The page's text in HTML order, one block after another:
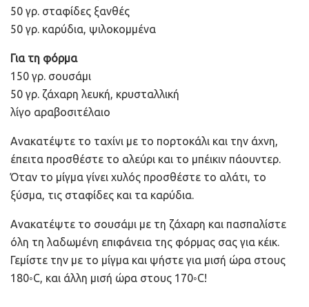
50 γρ. σταφίδες ξανθές
50 γρ. καρύδια, ψιλοκομμένα
Για τη φόρμα
150 γρ. σουσάμι
50 γρ. ζάχαρη λευκή, κρυσταλλική
λίγο αραβοσιτέλαιο
Ανακατέψτε το ταχίνι με το πορτοκάλι και την άχνη,
έπειτα προσθέστε το αλεύρι και το μπέικιν πάουντερ.
Όταν το μίγμα γίνει χυλός προσθέστε το αλάτι, το
ξύσμα, τις σταφίδες και τα καρύδια.
Ανακατέψτε το σουσάμι με τη ζάχαρη και πασπαλίστε
όλη τη λαδωμένη επιφάνεια της φόρμας σας για κέικ.
Γεμίστε την με το μίγμα και ψήστε για μισή ώρα στους
180◦C, και άλλη μισή ώρα στους 170◦C!